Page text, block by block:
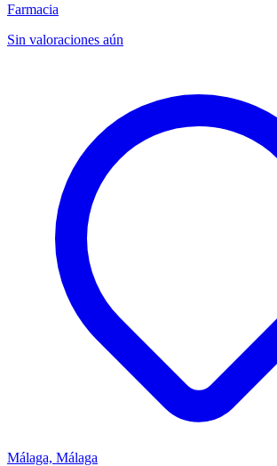
Farmacia
Sin valoraciones aún
Málaga, Málaga